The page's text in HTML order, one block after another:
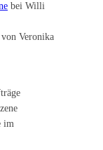
bei Willi
von Veronika
im